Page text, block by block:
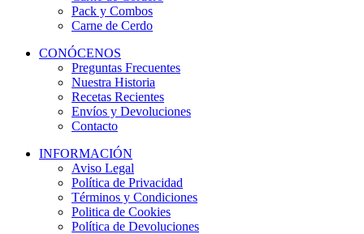
Pack y Combos
Carne de Cerdo
CONÓCENOS
Preguntas Frecuentes
Nuestra Historia
Recetas Recientes
Envíos y Devoluciones
Contacto
INFORMACIÓN
Aviso Legal
Política de Privacidad
Términos y Condiciones
Politica de Cookies
Política de Devoluciones